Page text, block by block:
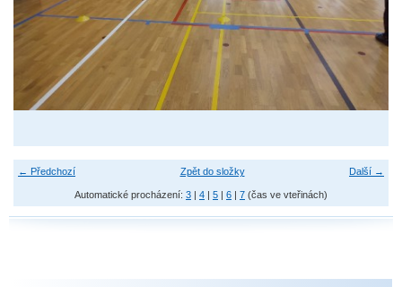
← Předchozí Další →
Zpět do složky
Automatické procházení: 3 | 4 | 5 | 6 | 7 (čas ve vteřinách)